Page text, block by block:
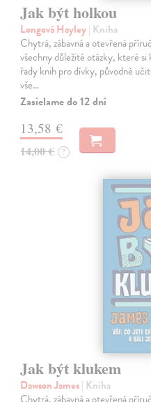
Jak být holkou
Longová Hayley| Kniha
Chytrá, zábavná a otevřená
všechny důležité otázky, které
řady knih pro dívky, původně
vše…
Zasielame do 12 dní
13,58 €
14,00 € ?
Jak být klukem
Dawson James| Kniha
Chytrá, zábavná a otevřená